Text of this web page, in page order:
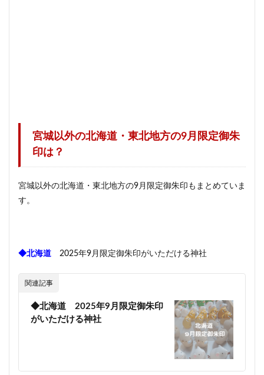
宮城以外の北海道・東北地方の9月限定御朱
印は？
宮城以外の北海道・東北地方の9月限定御朱印もまとめていま
す。
◆北海道 2025年9月限定御朱印がいただける神社
関連記事
◆北海道 2025年9月限定御朱印
がいただける神社